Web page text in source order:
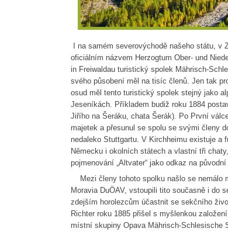
I na samém severovýchodě našeho státu,
oficiálním názvem Herzogtum Ober- und
in Freiwaldau turistický spolek Mährisch-
svého působení měl na tisíc členů. Jen tak
osud měl tento turistický spolek stejný jako
Jeseníkách. Příkladem budiž roku 1884
Jiřího na Šeráku, chata Šerák). Po První
majetek a přesunul se spolu se svými členy
nedaleko Stuttgartu. V Kirchheimu existuje a
Německu i okolních státech a vlastní tři
pojmenování „Altvater“ jako odkaz na
Mezi členy tohoto spolku našlo se nemálo
Moravia DuÖAV, vstoupili tito současně i do
zdejším horolezcům účastnit se sekčního
Richter roku 1885 přišel s myšlenkou
místní skupiny Opava Mährisch-Schlesische